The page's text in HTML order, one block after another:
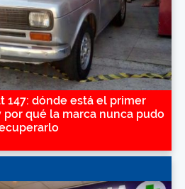
147: dónde está el primer
qué la marca nunca pudo